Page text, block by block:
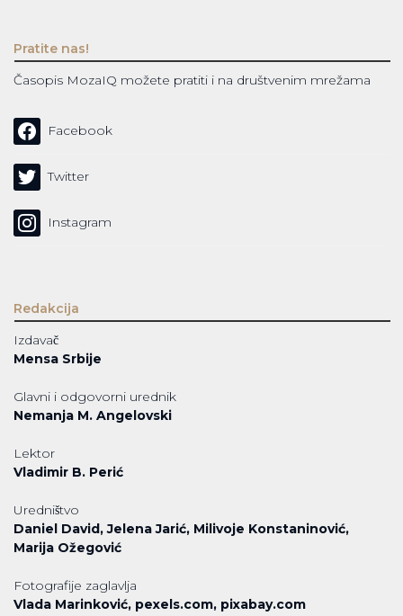
Pratite nas!
Časopis MozaIQ možete pratiti i na društvenim mrežama
Facebook
Twitter
Instagram
Redakcija
Izdavač
Mensa Srbije
Glavni i odgovorni urednik
Nemanja M. Angelovski
Lektor
Vladimir B. Perić
Uredništvo
Daniel David, Jelena Jarić, Milivoje Konstaninović,
Marija Ožegović
Fotografije zaglavlja
Vlada Marinković, pexels.com, pixabay.com